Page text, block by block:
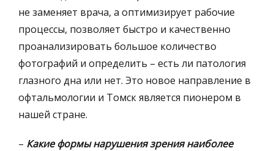
не заменяет врача, а оптимизирует рабочие
процессы, позволяет быстро и качественно
проанализировать большое количество
фотографий и определить – есть ли патология
глазного дна или нет. Это новое направление в
офтальмологии и Томск является пионером в
нашей стране.
– Какие формы нарушения зрения наиболее